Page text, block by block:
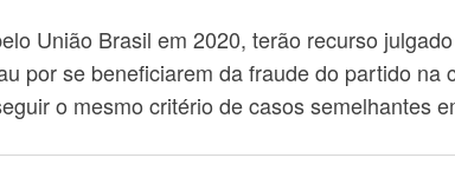
União Brasil em 2020, terão recurso
por se beneficiarem da fraude do partido na
o mesmo critério de casos semelhantes